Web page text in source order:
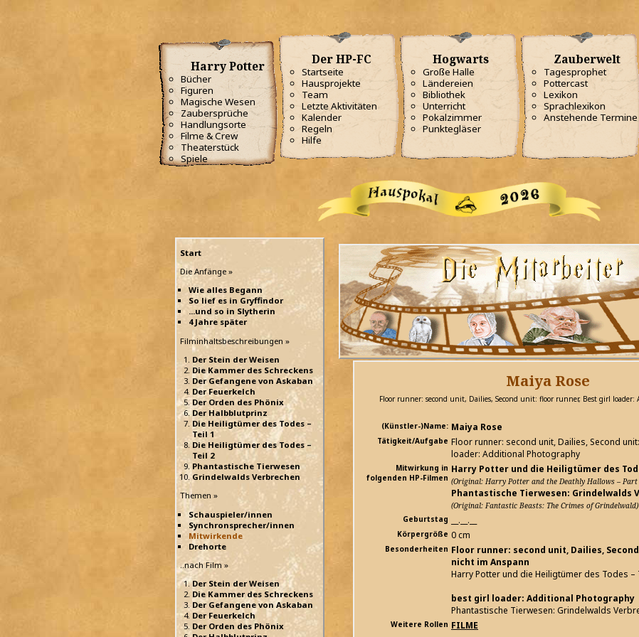
Harry Potter
Bücher
Figuren
Magische Wesen
Zaubersprüche
Handlungsorte
Filme & Crew
Theaterstück
Spiele
Der HP-FC
Startseite
Hausprojekte
Team
Letzte Aktivitäten
Kalender
Regeln
Hilfe
Hogwarts
Große Halle
Ländereien
Bibliothek
Unterricht
Pokalzimmer
Punktegläser
Zauberwelt
Tagesprophet
Pottercast
Lexikon
Sprachlexikon
Anstehende Termine
Start
Die Anfänge »
Wie alles Begann
So lief es in Gryffindor
...und so in Slytherin
4 Jahre später
Filminhaltsbeschreibungen »
Der Stein der Weisen
Die Kammer des Schreckens
Der Gefangene von Askaban
Der Feuerkelch
Der Orden des Phönix
Der Halbblutprinz
Die Heiligtümer des Todes –
Teil 1
Die Heiligtümer des Todes –
Teil 2
Phantastische Tierwesen
Grindelwalds Verbrechen
Themen »
Schauspieler/innen
Synchronsprecher/innen
Mitwirkende
Drehorte
..nach Film »
Der Stein der Weisen
Die Kammer des Schreckens
Der Gefangene von Askaban
Der Feuerkelch
Der Orden des Phönix
Maiya Rose
Floor runner: second unit, Dailies, Second unit: floor runner, Best girl
(Künstler-)Name: Maiya Rose
Tätigkeit/Aufgabe Floor runner: second unit, Dailies, Second
loader: Additional Photography
Mitwirkung in
folgenden HP-Filmen
Harry Potter und die Heiligtümer des
(Original: Harry Potter and the Deathly Hallows – Part
Phantastische Tierwesen: Grindelwalds
(Original: Fantastic Beasts: The Crimes of Grindelwald)
Geburtstag
__.__.__
Körpergröße 0 cm
Besonderheiten Floor runner: second unit, Dailies,
nicht im Anspann
Harry Potter und die Heiligtümer des Todes –
best girl loader: Additional Photography
Phantastische Tierwesen: Grindelwalds
Weitere Rollen FILME